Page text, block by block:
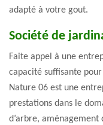
adapté à votre gout.
Société de
Faite appel à une
capacité suffisante
Nature 06 est une
prestations dans le
d’arbre, aménagement